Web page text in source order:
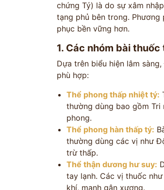
chứng Tý) là do sự xâm
tạng phủ bên trong.
phục bền vững hơn.
1. Các nhóm bài
Dựa trên biểu hiện lâm
phù hợp:
Thể phong thấp nhiệt tý:
thường dùng bao gồm Tri
phong.
Thể phong hàn thấp tý:
thường dùng các vị như
trừ thấp.
Thể thận dương hư suy:
tay lạnh. Các vị thuốc
khí, mạnh gân xương.